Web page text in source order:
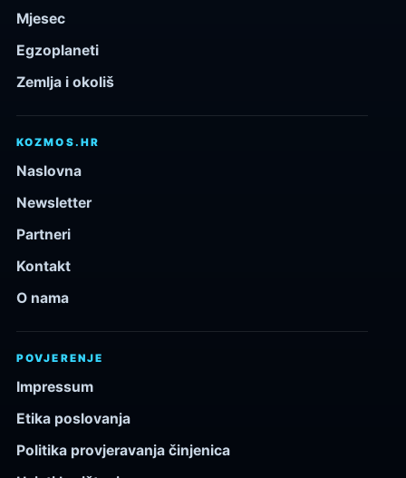
Mjesec
Egzoplaneti
Zemlja i okoliš
KOZMOS.HR
Naslovna
Newsletter
Partneri
Kontakt
O nama
POVJERENJE
Impressum
Etika poslovanja
Politika provjeravanja činjenica